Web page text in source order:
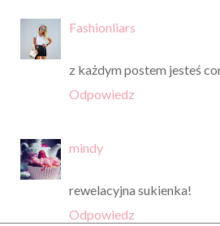
Fashionliars
z każdym postem jesteś
Odpowiedz
mindy
rewelacyjna sukienka!
Odpowiedz